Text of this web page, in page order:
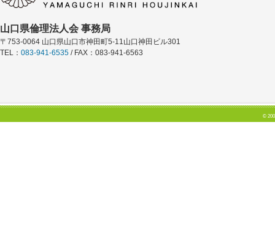
山口県倫理法人会 事務局
〒753-0064 山口県山口市神田町5-11山口神田ビル301
TEL： 083-941-6535 / FAX：083-941-6563
©